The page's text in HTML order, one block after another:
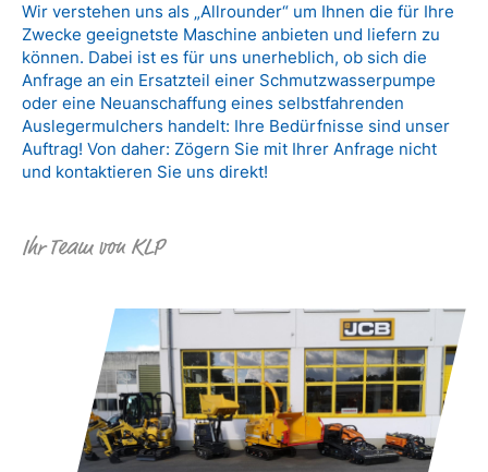
Wir verstehen uns als „Allrounder“ um Ihnen die für Ihre
Zwecke geeignetste Maschine anbieten und liefern zu
können. Dabei ist es für uns unerheblich, ob sich die
Anfrage an ein Ersatzteil einer Schmutzwasserpumpe
oder eine Neuanschaffung eines selbstfahrenden
Auslegermulchers handelt: Ihre Bedürfnisse sind unser
Auftrag! Von daher: Zögern Sie mit Ihrer Anfrage nicht
und kontaktieren Sie uns direkt!
Ihr Team von KLP